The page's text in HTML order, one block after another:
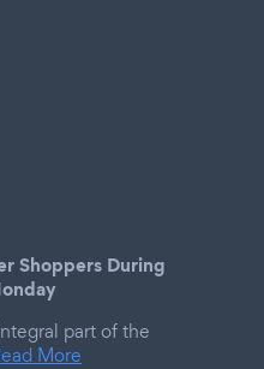
Shoppers During
part of the
More